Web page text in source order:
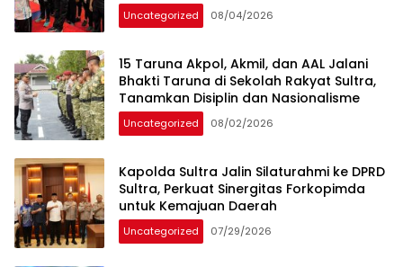
Uncategorized 08/04/2026
15 Taruna Akpol, Akmil, dan AAL Jalani
Bhakti Taruna di Sekolah Rakyat Sultra,
Tanamkan Disiplin dan Nasionalisme
Uncategorized 08/02/2026
Kapolda Sultra Jalin Silaturahmi ke DPRD
Sultra, Perkuat Sinergitas Forkopimda
untuk Kemajuan Daerah
Uncategorized 07/29/2026